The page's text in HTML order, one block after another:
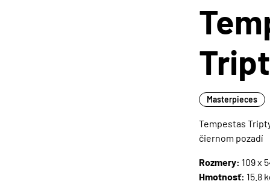
Masterpieces
Tempestas
čiernom pozadí
Rozmery: 109 x
Hmotnosť: 15.8